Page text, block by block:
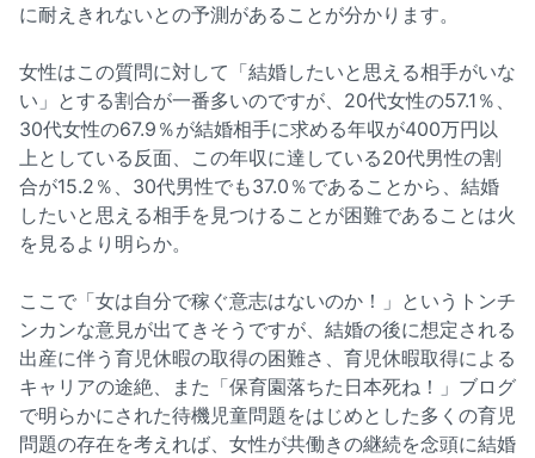
に耐えきれないとの予測があることが分かります。
女性はこの質問に対して「結婚したいと思える相手がいな
い」とする割合が一番多いのですが、20代女性の57.1％、
30代女性の67.9％が結婚相手に求める年収が400万円以
上としている反面、この年収に達している20代男性の割
合が15.2％、30代男性でも37.0％であることから、結婚
したいと思える相手を見つけることが困難であることは火
を見るより明らか。
ここで「女は自分で稼ぐ意志はないのか！」というトンチ
ンカンな意見が出てきそうですが、結婚の後に想定される
出産に伴う育児休暇の取得の困難さ、育児休暇取得による
キャリアの途絶、また「保育園落ちた日本死ね！」ブログ
で明らかにされた待機児童問題をはじめとした多くの育児
問題の存在を考えれば、女性が共働きの継続を念頭に結婚